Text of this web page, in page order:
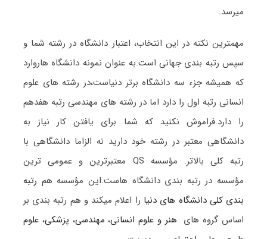
میرسد.
مهمترین نکته در این انتخاب، اعتبار دانشگاه در رشته شما و
سپس رتبه بندی جهانی است.به عنوان نمونه دانشگاه هاروارد
که همیشه جزء سه دانشگاه برتر دنیاست،در رشته های علوم
انسانی رتبه اول را دارد اما در رشته های مهندسی رتبه هفدهم
را دارد.فراموش نکنید که شما برای یافتن کار نیاز به
دانشگاهی معتبر در رشته خود دارید نه الزاما دانشگاهی با
رتبه کلی بالاتر. مؤسسه QS معتبرترین و عمومی ترین
مؤسسه در رتبه بندی دانشگاه هاست.این مؤسسه هم رتبه
بندی کلی دانشگاه های دنیا را اعلام میکند و هم رتبه بندی بر
اساس گروه های هنر و علوم انسانی، مهندسی، پزشکی،علوم